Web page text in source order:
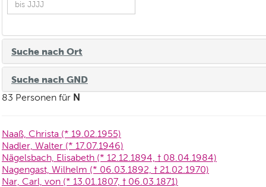
Suche nach Ort
Suche nach GND
83 Personen für N
Naaß, Christa (* 19.02.1955)
Nadler, Walter (* 17.07.1946)
Nägelsbach, Elisabeth (* 12.12.1894, † 08.04.1984)
Nagengast, Wilhelm (* 06.03.1892, † 21.02.1970)
Nar, Carl, von (* 13.01.1807, † 06.03.1871)